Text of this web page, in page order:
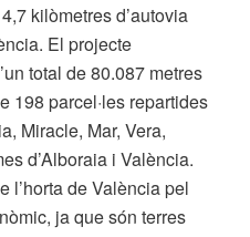
kilòmetres d’autovia
El projecte
total de 80.087 metres
198 parcel·les repartides
Miracle, Mar, Vera,
d’Alboraia i València.
l’horta de València pel
ja que són terres